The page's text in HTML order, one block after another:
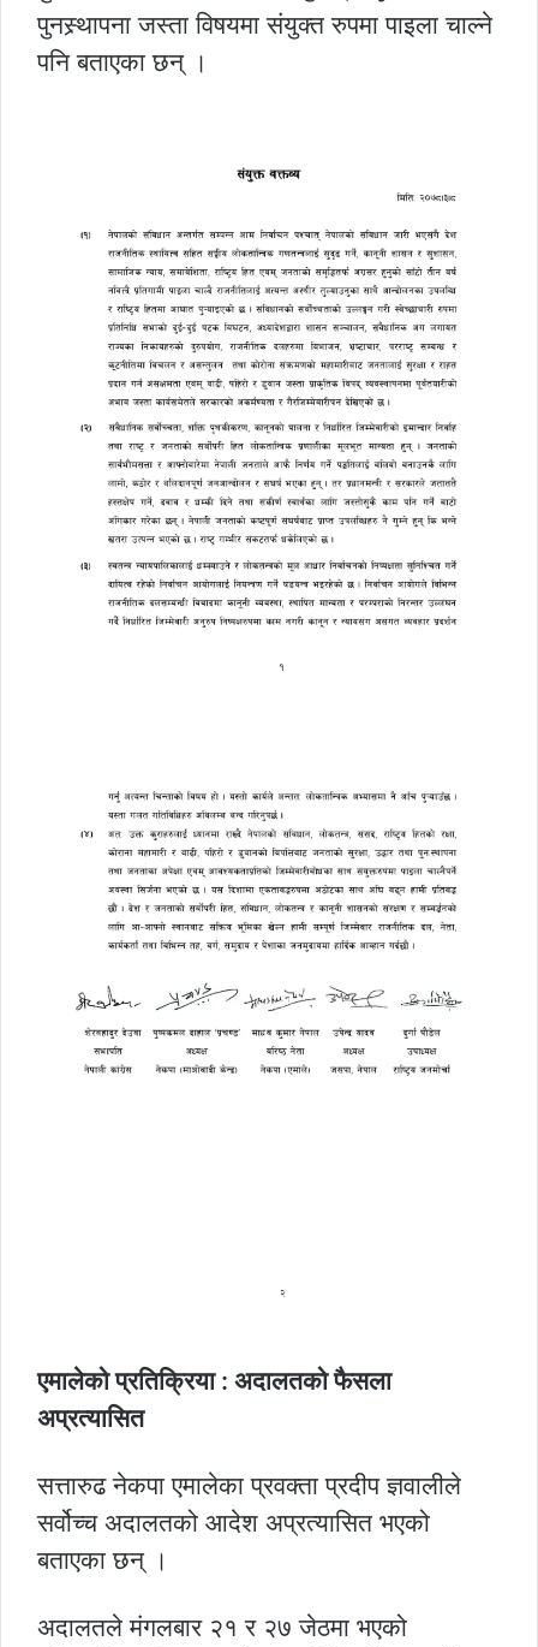
पुनस्र्थापना जस्ता विषयमा संयुक्त रुपमा पाइला चाल्ने
पनि बताएका छन् ।
एमालेको प्रतिक्रिया : अदालतको फैसला
अप्रत्यासित
सत्तारुढ नेकपा एमालेका प्रवक्ता प्रदीप ज्ञवालीले
सर्वोच्च अदालतको आदेश अप्रत्यासित भएको
बताएका छन् ।
अदालतले मंगलबार २१ र २७ जेठमा भएको